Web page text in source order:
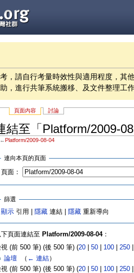
，請自行考量時效性與適用程度，其
，進行共筆系統搬移、及文件整理工
頁面內容 討論
結至「Platform/2009-
← Platform/2009-08-04
連向本頁的頁面
頁面：
篩選
顯示 引用 | 隱藏 連結 | 隱藏 重新導向
下頁面連結至 Platform/2009-08-04：
(前 500 筆) (後 500 筆) (20| 50| 100| 250
論壇
（ ← 連結）
(前 500 筆) (後 500 筆) (20| 50| 100| 250